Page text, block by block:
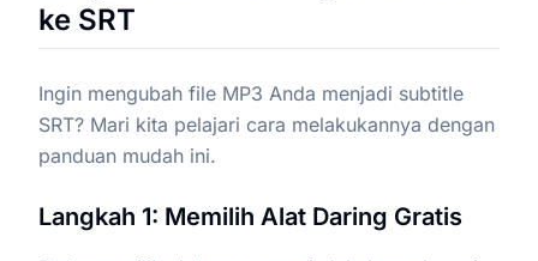
ke SRT
Ingin mengubah file MP3 Anda menjadi subtitle
SRT? Mari kita pelajari cara melakukannya dengan
panduan mudah ini.
Langkah 1: Memilih Alat Daring Gratis